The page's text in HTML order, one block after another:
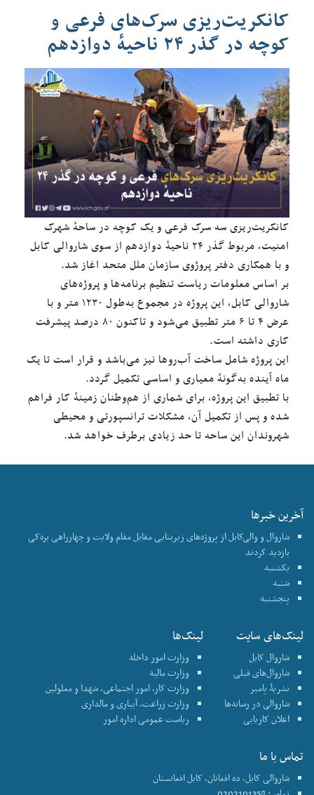
کانکریت‌ریزی سرک‌های فرعی و
کوچه در گذر ۲۴ ناحیهٔ دوازدهم
کانکریت‌ریزی سه سرک فرعی و یک کوچه در ساحهٔ شهرک
امنیت، مربوط گذر ۲۴ ناحیهٔ دوازدهم از سوی شاروالی کابل
و با همکاری دفتر پروژوی سازمان ملل متحد اغاز شد.
بر اساس معلومات ریاست تنظیم برنامه‌ها و پروژه‌های
شاروالی کابل، این پروژه در مجموع به‌طول ۱۲۳۰ متر و با
عرض ۴ تا ۶ متر تطبیق می‌شود و تاکنون ۸۰ درصد پیشرفت
کاری داشته است.
این پروژه شامل ساخت آب‌روها نیز می‌باشد و قرار است تا یک
ماه آینده به‌گونهٔ معیاری و اساسی تکمیل گردد.
با تطبیق این پروژه، برای شماری از هم‌وطنان زمینهٔ کار فراهم
شده و پس از تکمیل آن، مشکلات ترانسپورتی و محیطی
شهروندان این ساحه تا حد زیادی برطرف خواهد شد.
آخرین خبرها
شاروال و والی‌کابل از پروژه‌های زیربنایی مقابل مقام ولایت و چهارراهی بره‌کی
بازدید کردند
یکشنبه
شنبه
پنجشنبه
لینک‌های سایت
شاروال کابل
شاروال‌های قبلی
نشریۀ پامیر
شاروالی در رسانه‌ها
اعلان کاریابی
لینک‌ها
وزارت امور داخله
وزارت مالیه
وزارت کار، امور اجتماعی، شهدا و معلولین
وزارت زراعت، آبیاری و مالداری
ریاست عمومی اداره امور
تماس با ما
شاروالی کابل، ده افغانان، کابل افغانستان